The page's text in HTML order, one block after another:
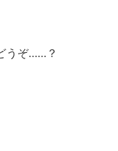
うぞ……？